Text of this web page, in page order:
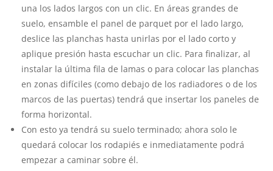
una los lados largos con un clic. En áreas grandes de
suelo, ensamble el panel de parquet por el lado largo,
deslice las planchas hasta unirlas por el lado corto y
aplique presión hasta escuchar un clic. Para finalizar, al
instalar la última fila de lamas o para colocar las planchas
en zonas difíciles (como debajo de los radiadores o de los
marcos de las puertas) tendrá que insertar los paneles de
forma horizontal.
Con esto ya tendrá su suelo terminado; ahora solo le
quedará colocar los rodapiés e inmediatamente podrá
empezar a caminar sobre él.